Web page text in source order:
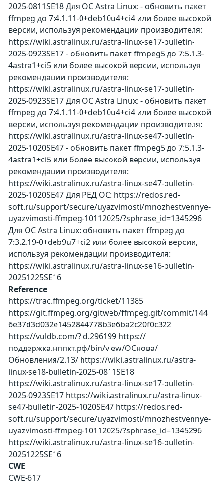
2025-0811SE18 Для ОС Astra Linux: - обновить пакет
ffmpeg до 7:4.1.11-0+deb10u4+ci4 или более высокой
версии, используя рекомендации производителя:
https://wiki.astralinux.ru/astra-linux-se17-bulletin-
2025-0923SE17 - обновить пакет ffmpeg5 до 7:5.1.3-
4astra1+ci5 или более высокой версии, используя
рекомендации производителя:
https://wiki.astralinux.ru/astra-linux-se17-bulletin-
2025-0923SE17 Для ОС Astra Linux: - обновить пакет
ffmpeg до 7:4.1.11-0+deb10u4+ci4 или более высокой
версии, используя рекомендации производителя:
https://wiki.astralinux.ru/astra-linux-se47-bulletin-
2025-1020SE47 - обновить пакет ffmpeg5 до 7:5.1.3-
4astra1+ci5 или более высокой версии, используя
рекомендации производителя:
https://wiki.astralinux.ru/astra-linux-se47-bulletin-
2025-1020SE47 Для РЕД ОС: https://redos.red-
soft.ru/support/secure/uyazvimosti/mnozhestvennye-
uyazvimosti-ffmpeg-10112025/?sphrase_id=1345296
Для ОС Astra Linux: обновить пакет ffmpeg до
7:3.2.19-0+deb9u7+ci2 или более высокой версии,
используя рекомендации производителя:
https://wiki.astralinux.ru/astra-linux-se16-bulletin-
20251225SE16
Reference
https://trac.ffmpeg.org/ticket/11385
https://git.ffmpeg.org/gitweb/ffmpeg.git/commit/144
6e37d3d032e1452844778b3e6ba2c20f0c322
https://vuldb.com/?id.296199 https://
поддержка.нппкт.рф/bin/view/ОСнова/
Обновления/2.13/ https://wiki.astralinux.ru/astra-
linux-se18-bulletin-2025-0811SE18
https://wiki.astralinux.ru/astra-linux-se17-bulletin-
2025-0923SE17 https://wiki.astralinux.ru/astra-linux-
se47-bulletin-2025-1020SE47 https://redos.red-
soft.ru/support/secure/uyazvimosti/mnozhestvennye-
uyazvimosti-ffmpeg-10112025/?sphrase_id=1345296
https://wiki.astralinux.ru/astra-linux-se16-bulletin-
20251225SE16
CWE
CWE-617